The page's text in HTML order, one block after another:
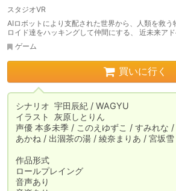
スタジオVR
AIロボットにより支配された世界から、人類を救う
ロイド達をハッキングして仲間にする、 近未来アド
ゲーム
買いに行く
シナリオ	宇田辰紀 / WAGYU
イラスト	灰原しとりん
声優	本多未季 / このえゆずこ / すみれな / にしだあきら / 柳島
あかね / 出涸茶の湯 / 綾奈まりあ / 宮坂雪
作品形式
ロールプレイング
音声あり